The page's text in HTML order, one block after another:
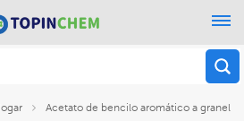
Acetato de bencilo aromático a granel